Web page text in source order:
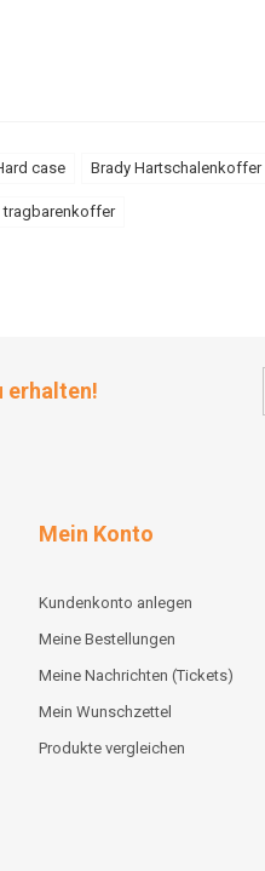
case Brady Hartschalenkoffer
tragbarenkoffer
erhalten!
Mein Konto
Kundenkonto anlegen
Meine Bestellungen
Meine Nachrichten (Tickets)
Mein Wunschzettel
Produkte vergleichen